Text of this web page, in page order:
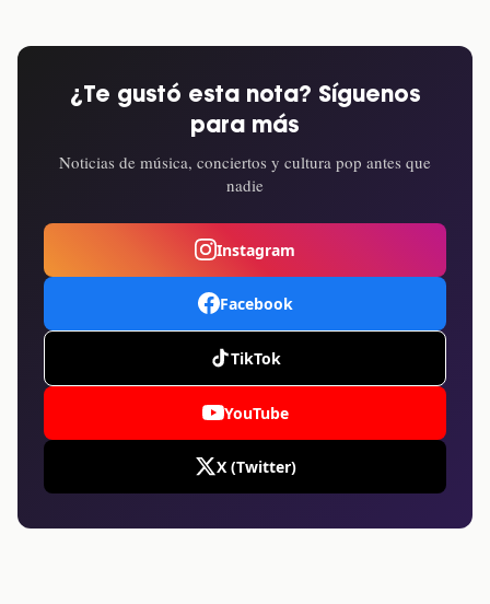
¿Te gustó esta nota? Síguenos
para más
Noticias de música, conciertos y cultura pop antes que
nadie
Instagram
Facebook
TikTok
YouTube
X (Twitter)